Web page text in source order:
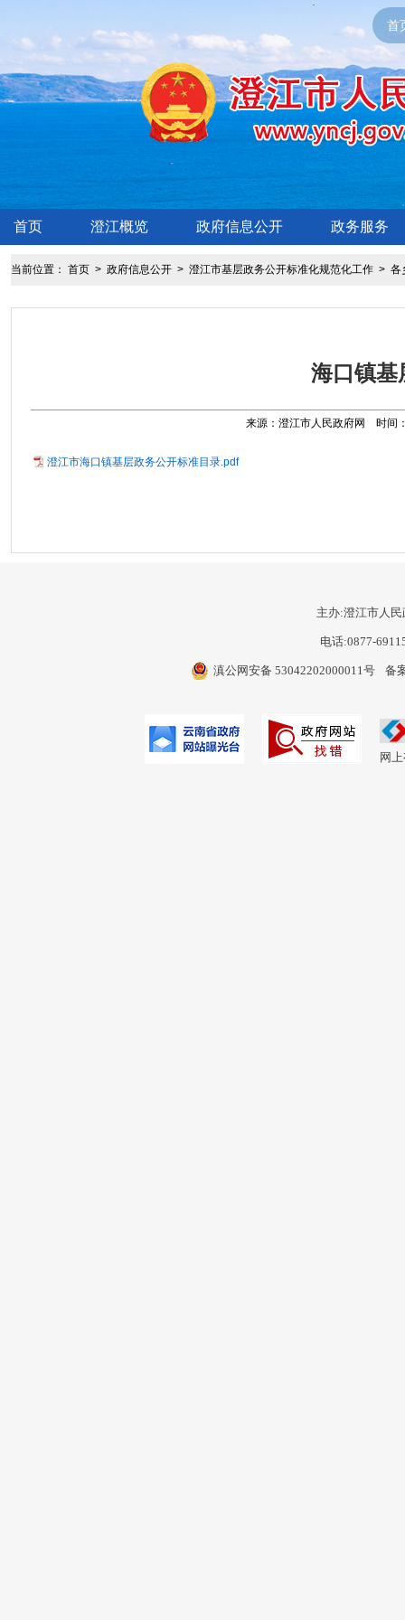
首
首页 澄江概览 政府信息公开 政务服务
当前位置： 首页> 政府信息公开> 澄江市基层政务公开标准化规范化工作> 各
海口镇基
来源：澄江市人民政府网 时间
澄江市海口镇基层政务公开标准目录.pdf
主办:澄江市人民
电话:0877-
滇公网安备 53042202000011号 备
网